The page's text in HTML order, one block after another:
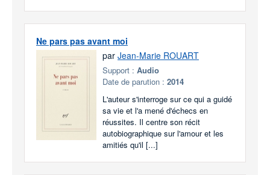
Ne pars pas avant moi
par Jean-Marie ROUART
Support : Audio
Date de parution : 2014
L'auteur s'interroge sur ce qui a guidé
sa vie et l'a mené d'échecs en
réussites. Il centre son récit
autobiographique sur l'amour et les
amitiés qu'il [...]